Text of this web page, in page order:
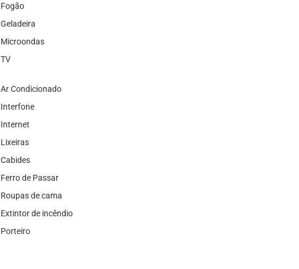
Fogão
Geladeira
Microondas
TV
Ar Condicionado
Interfone
Internet
Lixeiras
Cabides
Ferro de Passar
Roupas de cama
Extintor de incêndio
Porteiro